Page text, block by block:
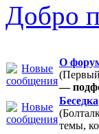
Добро
О
(Первый
—
Беседка
темы,